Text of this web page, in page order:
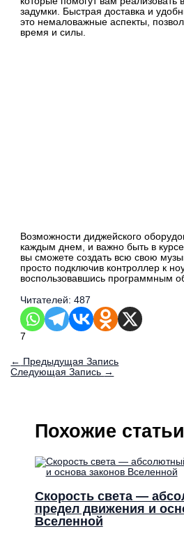
задумки. Быстрая доставка и
это немаловажные аспекты,
время и силы.
Возможности диджейского
каждым днем, и важно быть в
вы сможете создать всю свою
просто подключив контроллер к
воспользовавшись программным
Читателей: 487
7
← Предыдущая Запись
Следующая Запись →
Похожие статьи
Скорость света —
предел движения и
Вселенной